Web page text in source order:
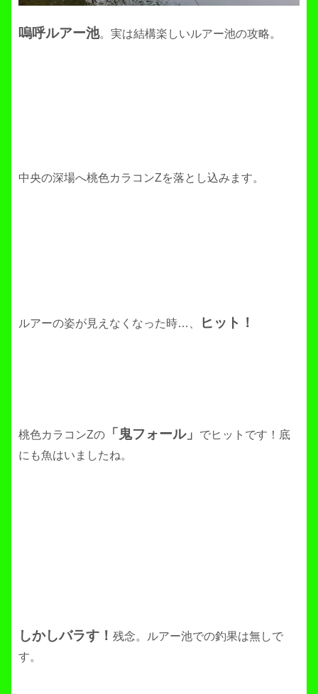
嗚呼ルアー池。実は結構楽しいルアー池の攻略。
中央の深場へ桃色カラコンZを落とし込みます。
ルアーの姿が見えなくなった時…、 ヒット！
桃色カラコンZの 「鬼フォール」
でヒットです！底
にも魚はいましたね。
しかしバラす！ 残念。ルアー池での釣果は無しで
す。